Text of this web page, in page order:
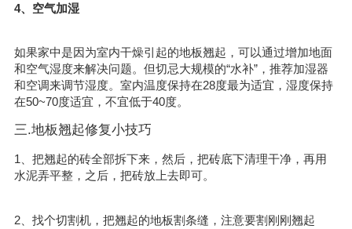
4、空气加湿
如果家中是因为室内干燥引起的地板翘起，可以通过增加地面
和空气湿度来解决问题。但切忌大规模的“水补”，推荐加湿器
和空调来调节湿度。室内温度保持在28度最为适宜，湿度保持
在50~70度适宜，不宜低于40度。
三.地板翘起修复小技巧
1、把翘起的砖全部拆下来，然后，把砖底下清理干净，再用
水泥弄平整，之后，把砖放上去即可。
2、找个切割机，把翘起的地板割条缝，注意要割刚刚翘起